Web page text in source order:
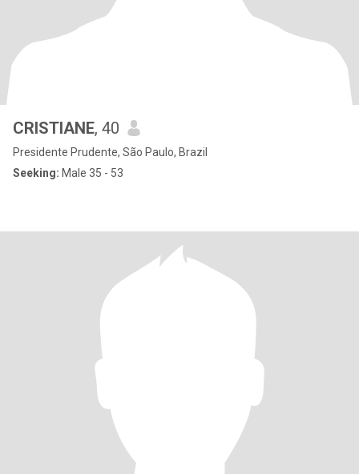
CRISTIANE, 40
Presidente Prudente, São Paulo, Brazil
Seeking: Male 35 - 53